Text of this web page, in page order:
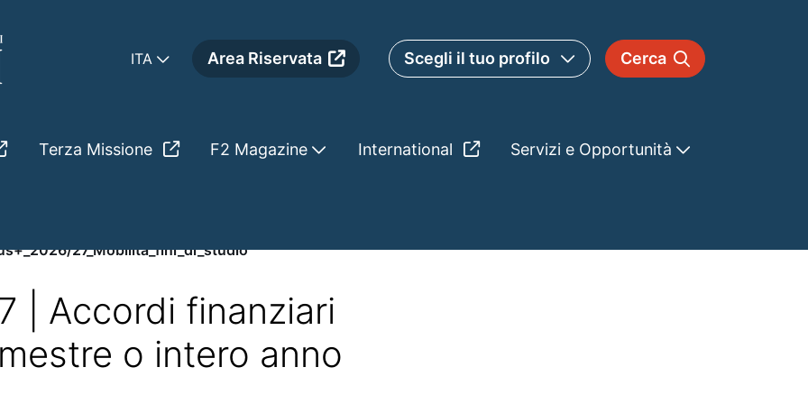
Cerca
Area Riservata Scegli il tuo profilo
ITA
Terza Missione F2 Magazine International Servizi e Opportunità
27_Mobilita_fini_di_studio
| Accordi finanziari
o intero anno